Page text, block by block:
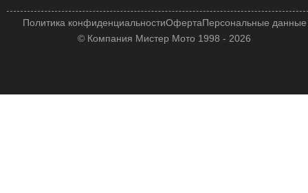
© Компания Мистер Мото 1998 - 2026
Политика конфиденциальностиОфертаПерсональные данные